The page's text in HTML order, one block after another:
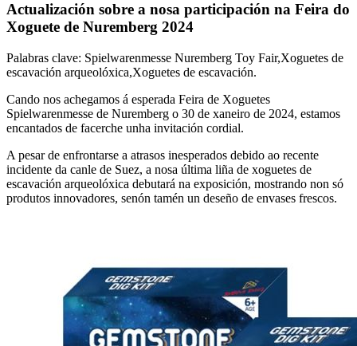
Actualización sobre a nosa participación na Feira do
Xoguete de Nuremberg 2024
Palabras clave: Spielwarenmesse Nuremberg Toy Fair,Xoguetes de
escavación arqueolóxica,Xoguetes de escavación.
Cando nos achegamos á esperada Feira de Xoguetes
Spielwarenmesse de Nuremberg o 30 de xaneiro de 2024, estamos
encantados de facerche unha invitación cordial.
A pesar de enfrontarse a atrasos inesperados debido ao recente
incidente da canle de Suez, a nosa última liña de xoguetes de
escavación arqueolóxica debutará na exposición, mostrando non só
produtos innovadores, senón tamén un deseño de envases frescos.